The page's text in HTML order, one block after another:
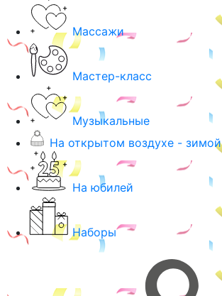
Массажи
Мастер-класс
Музыкальные
На открытом воздухе - зимой
На юбилей
Наборы